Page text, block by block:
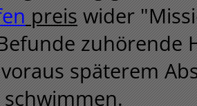
preis wider
zuhörende
späterem